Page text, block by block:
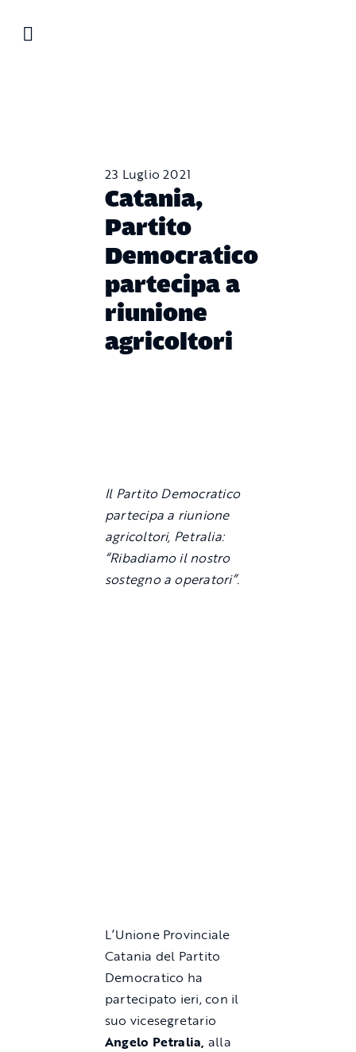
23 Luglio 2021
Catania,
Partito
Democratico
partecipa a
riunione
agricoltori
Il Partito Democratico
partecipa a riunione
agricoltori, Petralia:
“Ribadiamo il nostro
sostegno a operatori”.
L’Unione Provinciale
Catania del Partito
Democratico ha
partecipato ieri, con il
suo vicesegretario
Angelo Petralia, alla